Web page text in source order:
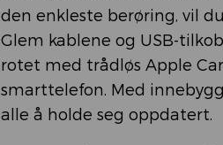
den enkleste berøring, vil
Glem kablene og USB-
rotet med trådløs Apple
smarttelefon. Med
alle å holde seg oppdatert.